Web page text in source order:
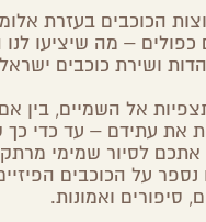
הכוכבים בעזרת
כפולים – מה שיציעו
ושירת כוכבים
אל השמיים, בין
את עתידם – עד כדי
אתכם לסיור שמימי
על הכוכבים
סיפורים ואמונות.